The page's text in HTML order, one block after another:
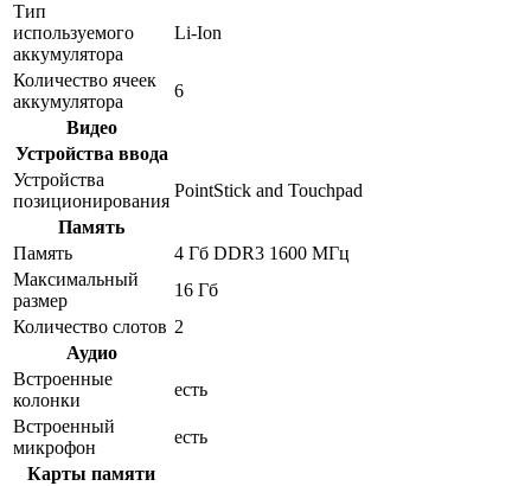
Тип
используемого
аккумулятора
Li-Ion
Количество ячеек
аккумулятора
6
Видео
Устройства ввода
Устройства
позиционирования
PointStick and Touchpad
Память
Память
4 Гб DDR3 1600 МГц
Максимальный
размер
16 Гб
Количество слотов 2
Аудио
Встроенные
колонки
есть
Встроенный
микрофон
есть
Карты памяти